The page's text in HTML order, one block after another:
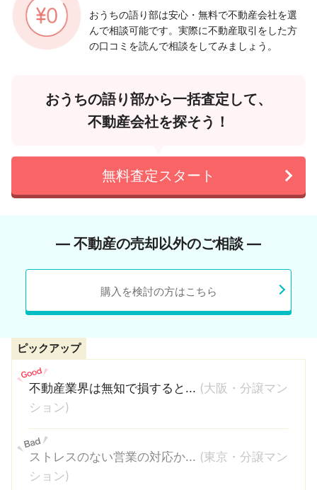
おうちの語り部は安心・無料で不動産会社を選
んで相談可能です。実際に不動産取引をした方
の口コミを読んで相談をしてみましょう。
おうちの語り部から一括査定して、
不動産会社を探そう！
無料査定スタート
― 不動産の売却以外のご相談 ―
購入を検討の方はこちら
ピックアップ
不動産業界は無知で損すると... (大阪・分譲マン
ション)
ストレスのない営業の対応か... (東京・分譲マン
ション)